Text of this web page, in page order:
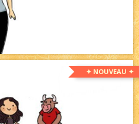
✦ NOUVEAU ✦